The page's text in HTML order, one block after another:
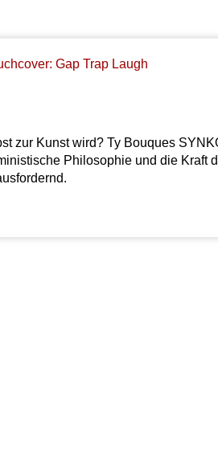
zur Kunst wird? Ty Bouques
Philosophie und die Kraft